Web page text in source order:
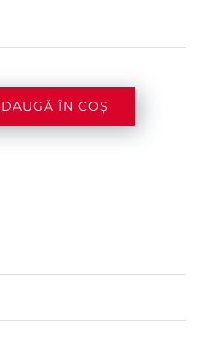
ÎN COȘ